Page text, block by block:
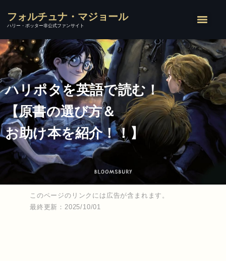
フォルチュナ・マジョール
ハリー・ポッター非公式ファンサイト
ハリポタを英語で読む！
【原書の選び方＆
お助け本を紹介！！】
このページのリンクには広告が含まれます。
最終更新：2025/10/01